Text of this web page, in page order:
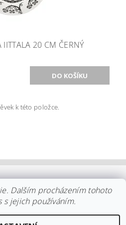
IITTALA 20 CM ČERNÝ
k této položce.
| DISTRIBUCE IITTALA |
| VŠE O NÁKUPU | KDO JSME
KONTAKT
Dalším procházením tohoto
s jejich používáním.